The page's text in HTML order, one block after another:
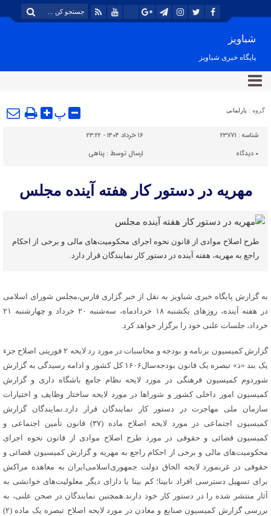
شباویز
پایگاه خبری شباویز
گروه : پارلمانی پ
شناسه : 23771
۱۶ خرداد ۱۴۰۴ - ۲۳:۲۲
۰ دیدگاه ارسال توسط :پناهی
مهریه در دستور کار هفته آینده مجلس
طرح اصلاح موادی از قانون نحوه اجرای محکومیت‌های مالی و برخی از احکام
راجع به مهریه‌، هفته آینده در دستور کار نمایندگان قرار دارد‌.
به گزارش پایگاه خبری شباویز به نقل از خبر گزاری فارس،مجلس شورای اسلامی
در هفته آینده، روزهای یکشنبه ۱۸ خردادماه، سه‌شنبه ۲۰ خرداد و چهارشنبه ۲۱
خرداد، جلسات علنی خود را برگزار خواهد کرد.
گزارش کمیسیون برنامه و بودجه و محاسبات در مورد رد لایحه ٢ فوریتی اصلاح جزء
یک بند «ذ» تبصره یک قانون بودجه‌سال۱۶۰۶ کل کشور و ادامه رسیدگی به گزارش
شوردوم کمیسیون فرهنگی در مورد لایحه نظام جامع باشگاه داری و گزارش
کمیسیون امور داخلی کشور و شوراها در مورد لایحه ساختار وظایف و اختیارات
سازمان ملی مهاجرت در دستور کار نمایندگان قرار دارد‌.نمایندگان گزارش
کمیسیون اجتماعی در مورد لایحه اصلاح ماده (۳۷) قانون تأمین اجتماعی و
کمیسیون قضائی و حقوقی در مورد طرح اصلاح موادی از قانون نحوه اجرای
محکومیت‌های مالی و برخی از احکام راجع به مهریه و گزارش کمیسیون قضائی و
حقوقی در غربمورد لایحه الحاق دولت جمهوری‌اسلامی‌ایران به معاهده مراکش
برای تسهیل دسترسی افراد نابینا؛ کم بینا یا دارای دیگر معلولیت‌های خوانشی به
آثار منتشر شده را در دستور کار خود دارند‌.همچنین نمایندگان در صحن علنی‌، به
بررسی گزارش کمیسیون صنایع و معادن در مورد لایحه اصلاح تبصره یک ماده (۲)